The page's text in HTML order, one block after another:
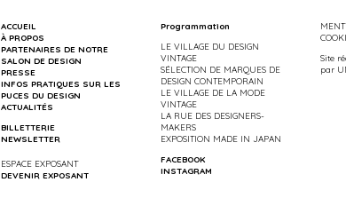
ACCUEIL
À PROPOS
PARTENAIRES DE NOTRE
SALON DE DESIGN
PRESSE
INFOS PRATIQUES SUR LES
PUCES DU DESIGN
ACTUALITÉS
BILLETTERIE
NEWSLETTER
ESPACE EXPOSANT
DEVENIR EXPOSANT
Programmation
LE VILLAGE DU DESIGN
VINTAGE
SÉLECTION DE MARQUES DE
DESIGN CONTEMPORAIN
LE VILLAGE DE LA MODE
VINTAGE
LA RUE DES DESIGNERS-
MAKERS
EXPOSITION MADE IN JAPAN
FACEBOOK
INSTAGRAM
Site
par